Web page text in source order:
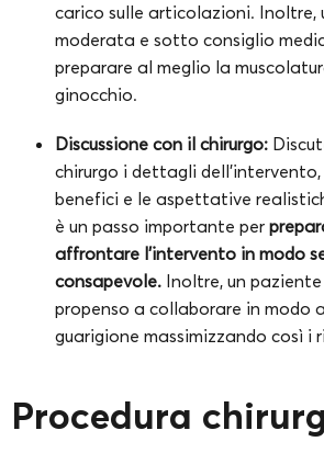
carico sulle articolazioni. Inoltre,
moderata e sotto consiglio
preparare al meglio la
ginocchio.
Discussione con il chirurgo:
chirurgo i dettagli
benefici e le aspettative
è un passo importante per
affrontare l’intervento in modo
consapevole. Inoltre, un
propenso a collaborare in modo
guarigione massimizzando così i
Procedura